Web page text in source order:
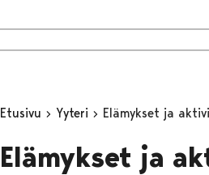
Etusivu Yyteri Elämykset ja
Elämykset ja